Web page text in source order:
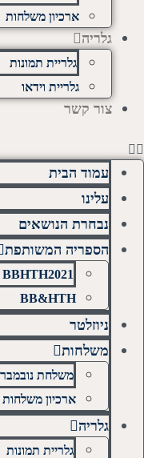
ארכיון משלחות
גלריה
גלריית תמונות
גלריית וידאו
צור קשר
עמוד הבית
עלינו
נבחרת הנושאים
הספריה המשותפת
BBHTH2021
BB&HTH
ניוזלטר
משלחות
משלחת נובמבר 2022
ארכיון משלחות
גלריה
גלריית תמונות